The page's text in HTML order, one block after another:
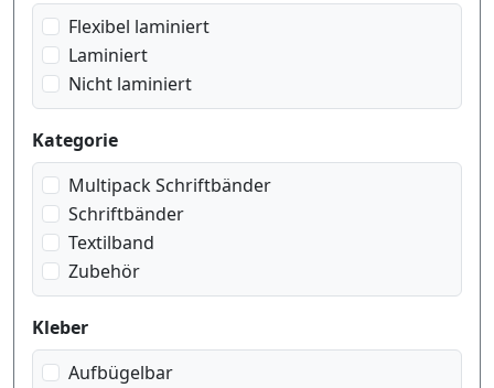
Flexibel laminiert
Laminiert
Nicht laminiert
Kategorie
Multipack Schriftbänder
Schriftbänder
Textilband
Zubehör
Kleber
Aufbügelbar